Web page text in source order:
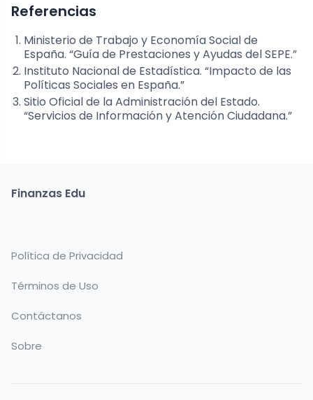
Referencias
Ministerio de Trabajo y Economía Social de
España. “Guía de Prestaciones y Ayudas del SEPE.”
Instituto Nacional de Estadística. “Impacto de las
Políticas Sociales en España.”
Sitio Oficial de la Administración del Estado.
“Servicios de Información y Atención Ciudadana.”
Finanzas Edu
Política de Privacidad
Términos de Uso
Contáctanos
Sobre